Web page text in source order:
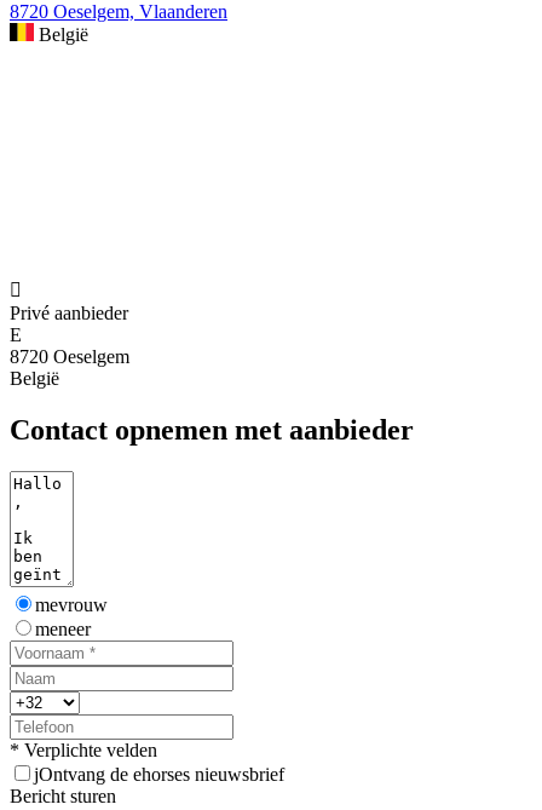
8720 Oeselgem, Vlaanderen
België

Privé aanbieder
E
8720 Oeselgem
België
Contact opnemen met aanbieder
mevrouw
meneer
* Verplichte velden
jOntvang de ehorses nieuwsbrief
Bericht sturen